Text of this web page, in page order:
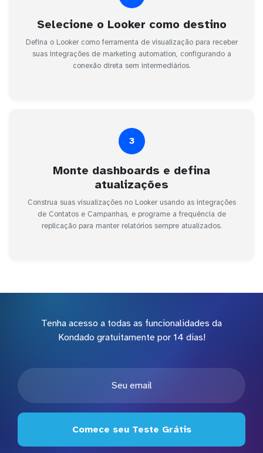
Selecione o Looker como destino
Defina o Looker como ferramenta de visualização para receber
suas integrações de marketing automation, configurando a
conexão direta sem intermediários.
3
Monte dashboards e defina
atualizações
Construa suas visualizações no Looker usando as integrações
de Contatos e Campanhas, e programe a frequência de
replicação para manter relatórios sempre atualizados.
Tenha acesso a todas as funcionalidades da
Kondado gratuitamente por 14 dias!
Comece seu Teste Grátis